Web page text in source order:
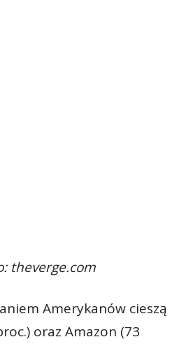
theverge.com
Amerykanów cieszą
oraz Amazon (73